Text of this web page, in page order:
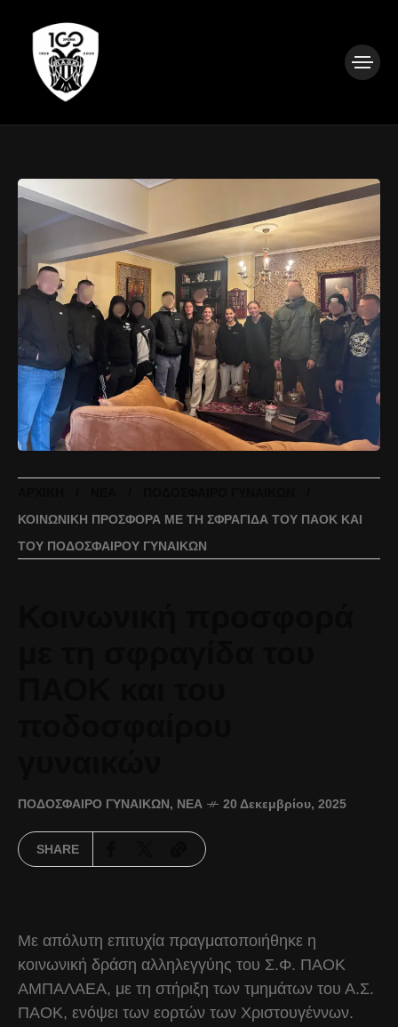
ΚΟΙΝΩΝΙΚΉ ΠΡΟΣΦΟΡΆ ΜΕ ΤΗ ΣΦΡΑΓΊΔΑ ΤΟΥ ΠΑΟΚ ΚΑΙ
ΤΟΥ ΠΟΔΟΣΦΑΊΡΟΥ ΓΥΝΑΙΚΏΝ
ΠΟΔΌΣΦΑΙΡΟ ΓΥΝΑΙΚΏΝ, ΝΈΑ 20 Δεκεμβρίου, 2025
SHARE
Με απόλυτη επιτυχία πραγματοποιήθηκε η
κοινωνική δράση αλληλεγγύης του Σ.Φ. ΠΑΟΚ
ΑΜΠΑΛΑΕΑ, με τη στήριξη των τμημάτων του Α.Σ.
ΠΑΟΚ, ενόψει των εορτών των Χριστουγέννων.